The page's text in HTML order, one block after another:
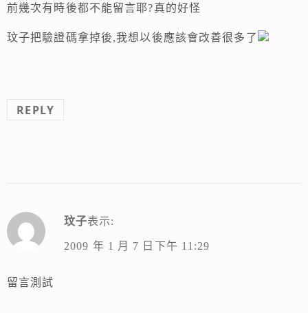
前幾次有時後都不能留言耶?真的好怪
玟子把驗證碼拿掉後,我想以後應該會改善很多了
REPLY
玟子表示:
2009 年 1 月 7 日下午 11:29
留言測試